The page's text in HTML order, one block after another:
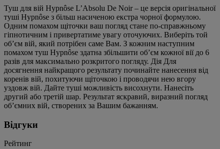
Туш для вій Hypnôse L’Absolu De Noir – це версія оригінальної
туші Hypnôse з більш насиченою екстра чорної формулою.
Одним помахом щіточки ваш погляд стане по-справжньому
гіпнотичним і привертатиме увагу оточуючих. Виберіть той
об’єм вій, який потрібен саме Вам. З кожним наступним
помахом туш Hypnôse здатна збільшити об’єм кожної вії до 6
разів для максимально розкритого погляду. Дія Для
досягнення найкращого результату починайте нанесення від
коренів вій, похитуючи щіточкою і проводячи нею вгору
уздовж вій. Дайте туші можливість висохнути. Нанесіть
другий або третій шар. Результат яскравий, виразний погляд
об’ємних вій, створених за Вашим бажанням.
Відгуки
Рейтинг